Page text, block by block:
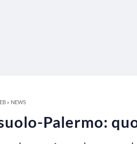
» NEWS
Palermo: